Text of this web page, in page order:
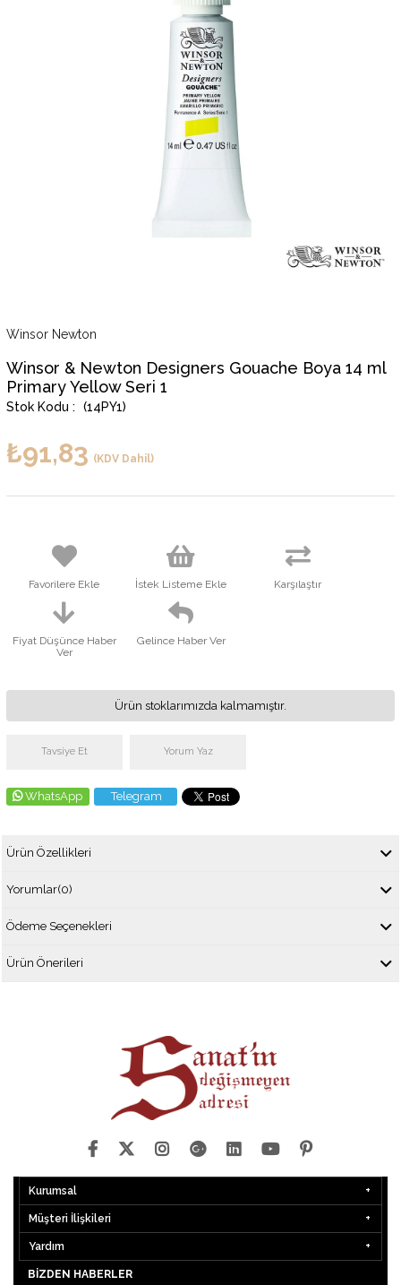
Winsor Newton
Winsor & Newton Designers Gouache Boya 14 ml
Primary Yellow Seri 1
(14PY1)
₺91,83 (KDV Dahil)
Favorilere Ekle İstek Listeme Ekle Karşılaştır
Fiyat Düşünce Haber
Ver
Gelince Haber Ver
Ürün stoklarımızda kalmamıştır.
Tavsiye Et Yorum Yaz
WhatsApp Telegram
Ürün Özellikleri
Yorumlar(0)
Ödeme Seçenekleri
Ürün Önerileri
Kurumsal
Müşteri İlişkileri
Yardım
BIZDEN HABERLER